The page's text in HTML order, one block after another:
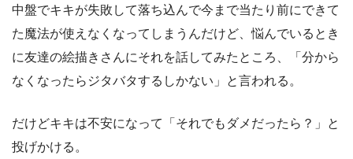
中盤でキキが失敗して落ち込んで今まで当たり前にできて
た魔法が使えなくなってしまうんだけど、悩んでいるとき
に友達の絵描きさんにそれを話してみたところ、「分から
なくなったらジタバタするしかない」と言われる。
だけどキキは不安になって「それでもダメだったら？」と
投げかける。